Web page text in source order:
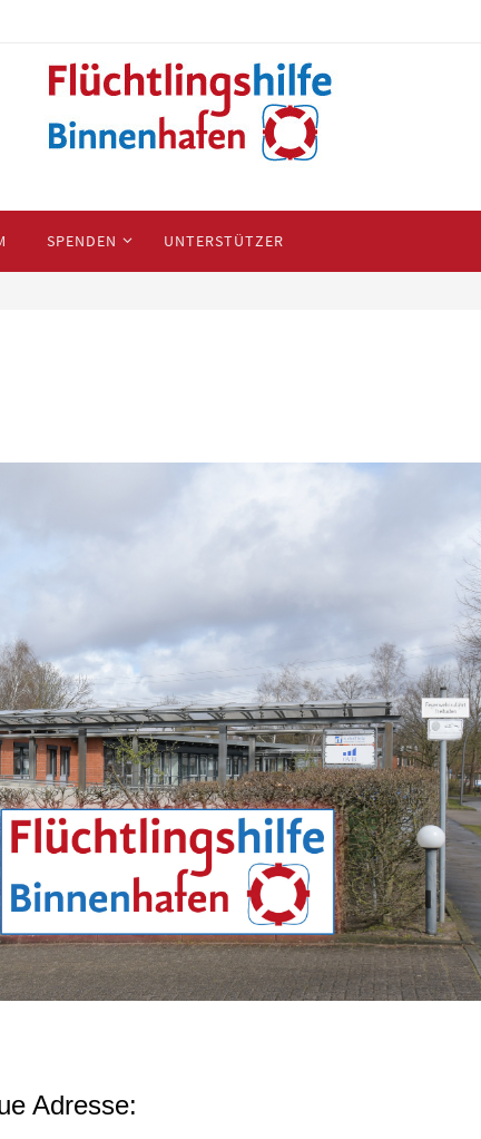
SPENDEN UNTERSTÜTZER
Adresse: